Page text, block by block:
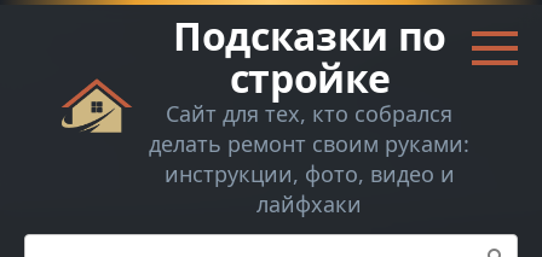
Перейти
Подсказки по
стройке
Сайт для тех, кто собрался
делать ремонт своим руками:
инструкции, фото, видео и
лайфхаки
Поиск: